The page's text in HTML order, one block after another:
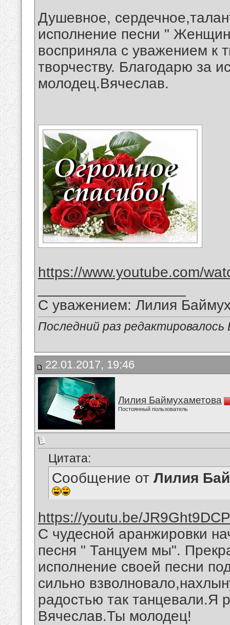
Душевное,
исполнение песни "
восприняла с уважением к
творчеству. Благодарю за
молодец.Вячеслав.
https://www.youtube.com/
С уважением: Лилия
Последний раз
22.01.2017, 19:46
Лилия Баймухаметова
Постоянный пользователь
Цитата:
Сообщение от Лилия
https://youtu.be/
С чудесной аранжировки
песня " Танцуем мы".
исполнение своей песни
сильно
радостью так танцевали.Я
Вячеслав.Ты молодец!